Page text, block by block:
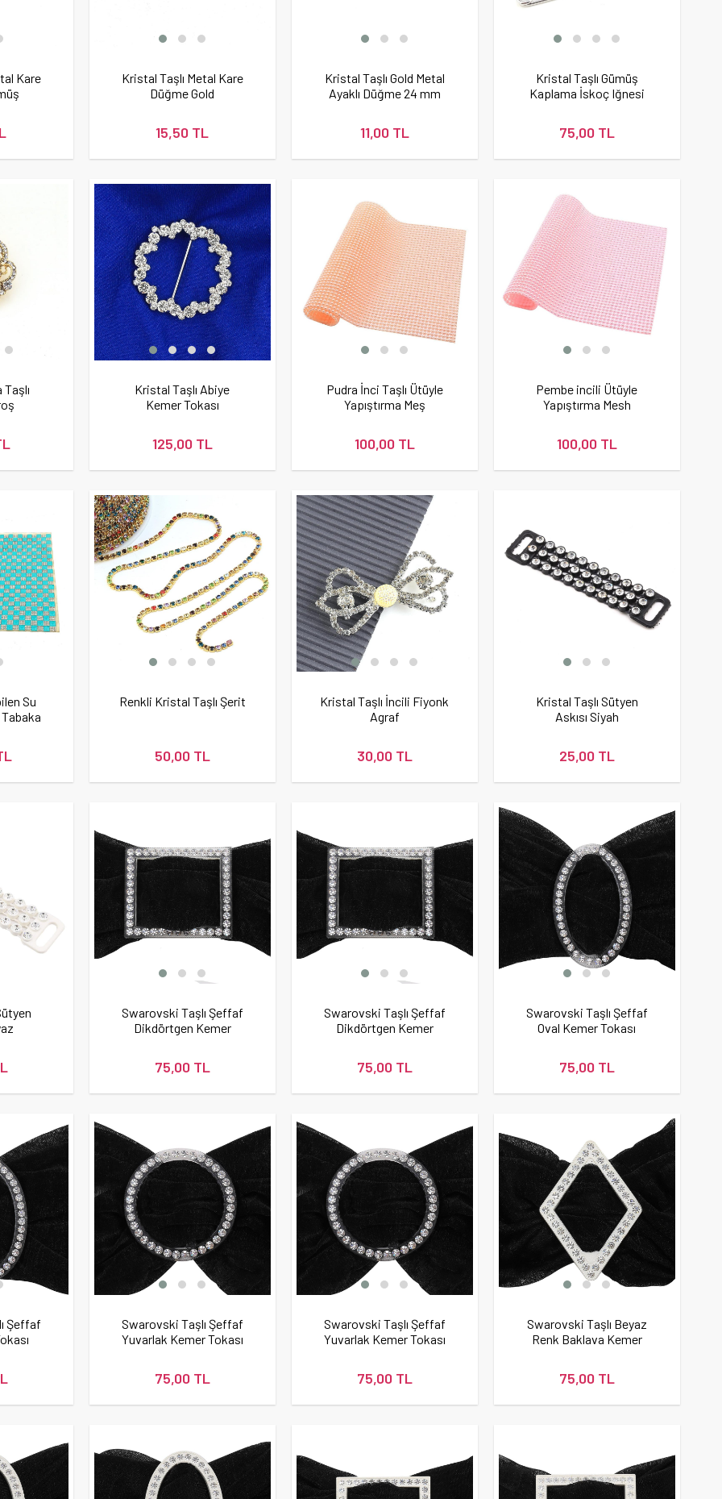
Kare
Kristal Taşlı Metal Kare
Düğme Gold
15,50 TL
Kristal Taşlı Gold Metal
Ayaklı Düğme 24 mm
11,00 TL
Kristal Taşlı Gümüş
Kaplama İskoç Iğnesi
75,00 TL
Taşlı
Kristal Taşlı Abiye
Kemer Tokası
125,00 TL
Pudra İnci Taşlı Ütüyle
Yapıştırma Meş
100,00 TL
Pembe incili Ütüyle
Yapıştırma Mesh
100,00 TL
Su
Tabaka
Renkli Kristal Taşlı Şerit
50,00 TL
Kristal Taşlı İncili Fiyonk
Agraf
30,00 TL
Kristal Taşlı Sütyen
Askısı Siyah
25,00 TL
Swarovski Taşlı Şeffaf
Dikdörtgen Kemer
75,00 TL
Swarovski Taşlı Şeffaf
Dikdörtgen Kemer
75,00 TL
Swarovski Taşlı Şeffaf
Oval Kemer Tokası
75,00 TL
Şeffaf
Swarovski Taşlı Şeffaf
Yuvarlak Kemer Tokası
75,00 TL
Swarovski Taşlı Şeffaf
Yuvarlak Kemer Tokası
75,00 TL
Swarovski Taşlı Beyaz
Renk Baklava Kemer
75,00 TL